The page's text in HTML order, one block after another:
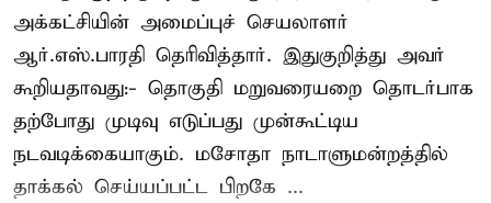
அக்கட்சியின் அமைப்புச் செயலாளர்
ஆர்.எஸ்.பாரதி தெரிவித்தார். இதுகுறித்து அவர்
கூறியதாவது:- தொகுதி மறுவரையறை தொடர்பாக
தற்போது முடிவு எடுப்பது முன்கூட்டிய
நடவடிக்கையாகும். மசோதா நாடாளுமன்றத்தில்
தாக்கல் செய்யப்பட்ட பிறகே ...